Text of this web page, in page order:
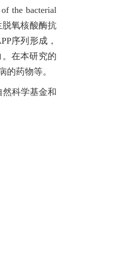
the bacterial
脱氧核酸酶抗
序列形成，
在本研究的
药物等。
科学基金和